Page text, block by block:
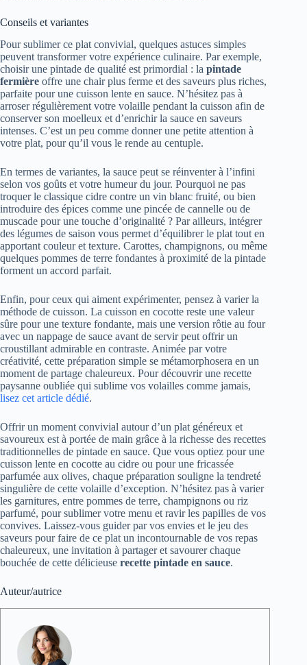
Conseils et variantes
Pour sublimer ce plat convivial, quelques astuces simples
peuvent transformer votre expérience culinaire. Par exemple,
choisir une pintade de qualité est primordial : la pintade
fermière offre une chair plus ferme et des saveurs plus riches,
parfaite pour une cuisson lente en sauce. N’hésitez pas à
arroser régulièrement votre volaille pendant la cuisson afin de
conserver son moelleux et d’enrichir la sauce en saveurs
intenses. C’est un peu comme donner une petite attention à
votre plat, pour qu’il vous le rende au centuple.
En termes de variantes, la sauce peut se réinventer à l’infini
selon vos goûts et votre humeur du jour. Pourquoi ne pas
troquer le classique cidre contre un vin blanc fruité, ou bien
introduire des épices comme une pincée de cannelle ou de
muscade pour une touche d’originalité ? Par ailleurs, intégrer
des légumes de saison vous permet d’équilibrer le plat tout en
apportant couleur et texture. Carottes, champignons, ou même
quelques pommes de terre fondantes à proximité de la pintade
forment un accord parfait.
Enfin, pour ceux qui aiment expérimenter, pensez à varier la
méthode de cuisson. La cuisson en cocotte reste une valeur
sûre pour une texture fondante, mais une version rôtie au four
avec un nappage de sauce avant de servir peut offrir un
croustillant admirable en contraste. Animée par votre
créativité, cette préparation simple se métamorphosera en un
moment de partage chaleureux. Pour découvrir une recette
paysanne oubliée qui sublime vos volailles comme jamais,
lisez cet article dédié.
Offrir un moment convivial autour d’un plat généreux et
savoureux est à portée de main grâce à la richesse des recettes
traditionnelles de pintade en sauce. Que vous optiez pour une
cuisson lente en cocotte au cidre ou pour une fricassée
parfumée aux olives, chaque préparation souligne la tendreté
singulière de cette volaille d’exception. N’hésitez pas à varier
les garnitures, entre pommes de terre, champignons ou riz
parfumé, pour sublimer votre menu et ravir les papilles de vos
convives. Laissez-vous guider par vos envies et le jeu des
saveurs pour faire de ce plat un incontournable de vos repas
chaleureux, une invitation à partager et savourer chaque
bouchée de cette délicieuse recette pintade en sauce.
Auteur/autrice